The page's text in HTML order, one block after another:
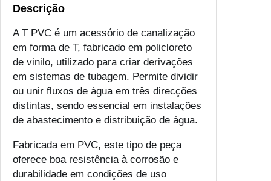
€
4
.
6
6
Descrição
A T PVC é um acessório de canalização
em forma de T, fabricado em policloreto
de vinilo, utilizado para criar derivações
em sistemas de tubagem. Permite dividir
ou unir fluxos de água em três direcções
distintas, sendo essencial em instalações
de abastecimento e distribuição de água.
Fabricada em PVC, este tipo de peça
oferece boa resistência à corrosão e
durabilidade em condições de uso